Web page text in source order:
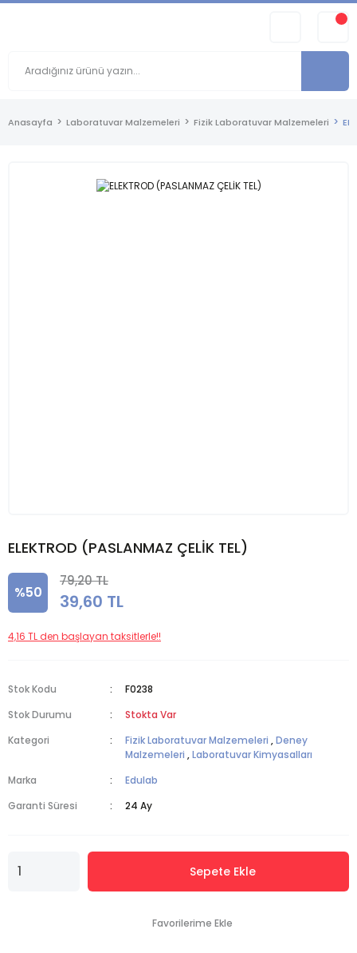
Anasayfa Laboratuvar Malzemeleri Fizik Laboratuvar Malzemeleri
ELEKTROD (PASLANMAZ ÇELİK TEL)
%50
79,20 TL
39,60 TL
4,16 TL den başlayan taksitlerle!!
Stok Kodu
F0238
Stok Durumu
Stokta Var
Kategori
Fizik Laboratuvar Malzemeleri ,Deney
Malzemeleri ,Laboratuvar Kimyasalları
Marka
Edulab
Garanti Süresi
24 Ay
Sepete Ekle